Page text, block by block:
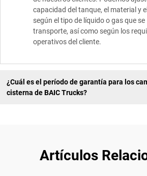
capacidad del tanque, el material y
según el tipo de líquido o gas que se
transporte, así como según los
operativos del cliente.
¿Cuál es el período de garantía para los
cisterna de BAIC Trucks?
Artículos